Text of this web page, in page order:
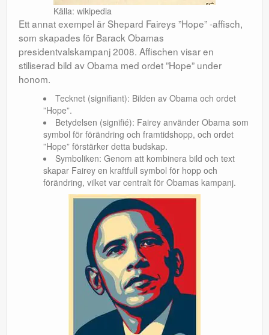
Källa: wikipedia
Ett annat exempel är Shepard Faireys ”Hope” -affisch,
som skapades för Barack Obamas
presidentvalskampanj 2008. Affischen visar en
stiliserad bild av Obama med ordet ”Hope” under
honom.
Tecknet (signifiant): Bilden av Obama och ordet
”Hope”.
Betydelsen (signifié): Fairey använder Obama som
symbol för förändring och framtidshopp, och ordet
”Hope” förstärker detta budskap.
Symboliken: Genom att kombinera bild och text
skapar Fairey en kraftfull symbol för hopp och
förändring, vilket var centralt för Obamas kampanj.